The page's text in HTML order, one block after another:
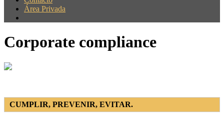
Área Privada
Corporate compliance
CUMPLIR, PREVENIR, EVITAR.